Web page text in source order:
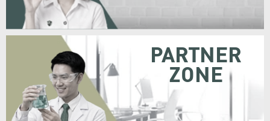
PARTNER
ZONE